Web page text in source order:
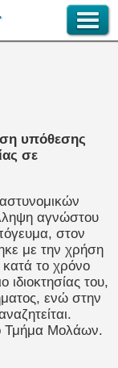
υπόθεσης
σε
αγνώστου
στον
με την χρήση
το χρόνο
του,
ενώ στην
Τμήμα Μολάων.